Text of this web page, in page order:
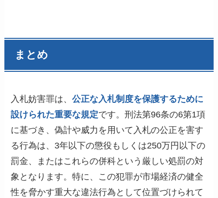
まとめ
入札妨害罪は、公正な入札制度を保護するために
設けられた重要な規定です。刑法第96条の6第1項
に基づき、偽計や威力を用いて入札の公正を害す
る行為は、3年以下の懲役もしくは250万円以下の
罰金、またはこれらの併科という厳しい処罰の対
象となります。特に、この犯罪が市場経済の健全
性を脅かす重大な違法行為として位置づけられて